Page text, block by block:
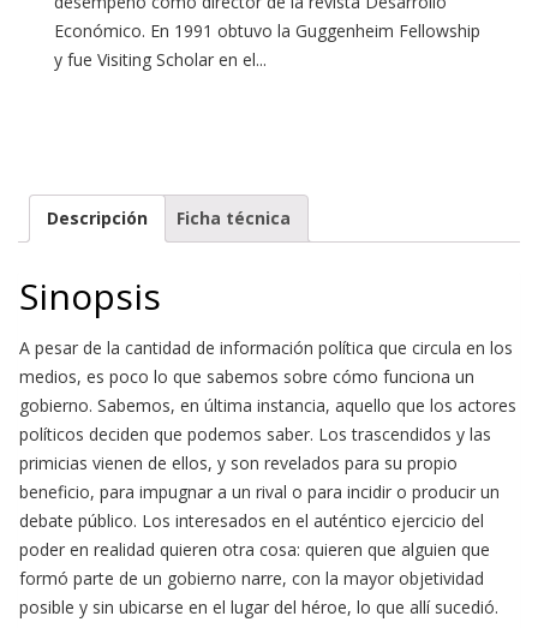
Económico. En 1991 obtuvo la Guggenheim Fellowship
y fue Visiting Scholar en el...
Descripción Ficha técnica
Sinopsis
A pesar de la cantidad de información política que circula en los
medios, es poco lo que sabemos sobre cómo funciona un
gobierno. Sabemos, en última instancia, aquello que los actores
políticos deciden que podemos saber. Los trascendidos y las
primicias vienen de ellos, y son revelados para su propio
beneficio, para impugnar a un rival o para incidir o producir un
debate público. Los interesados en el auténtico ejercicio del
poder en realidad quieren otra cosa: quieren que alguien que
formó parte de un gobierno narre, con la mayor objetividad
posible y sin ubicarse en el lugar del héroe, lo que allí sucedió.